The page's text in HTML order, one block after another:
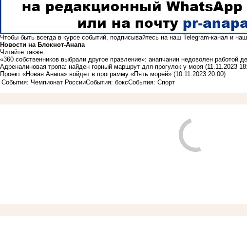
Чтобы быть всегда в курсе событий, подписывайтесь на наш Telegram-канал и
Новости на Блoкнoт-Анапа
Читайте также:
«360 собственников выбрали другое правление»: анапчанин недоволен работой
Адреналиновая тропа: найден горный маршрут для прогулок у моря (11.11.2023
Проект «Новая Анапа» войдет в программу «Пять морей» (10.11.2023 20:00)
События: Чемпионат РоссииСобытия: боксСобытия: Спорт